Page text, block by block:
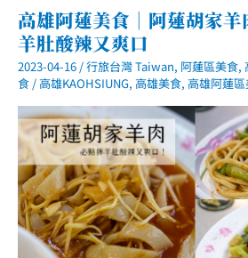
高雄阿蓮美食｜阿蓮胡家
羊肚酸辣又爽口
2023-04-16 /行旅台灣 Taiwan, 阿蓮區美食,
食 /高雄KAOHSIUNG, 高雄美食, 高雄阿蓮